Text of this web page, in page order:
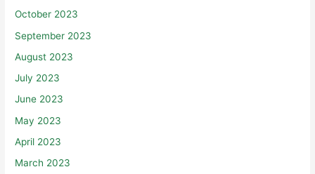
October 2023
September 2023
August 2023
July 2023
June 2023
May 2023
April 2023
March 2023